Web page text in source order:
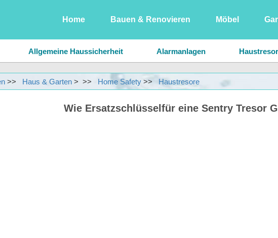
Home Bauen & Renovieren Möbel
Bauen & Renovieren
Rasen Haushaltsgeräte
Allgemeine Haussicherheit Alarmanlagen
>> Haus & Garten > >> Home Safety >> Haustresore
Wie Ersatzschlüsselfür eine Sentry Tresor